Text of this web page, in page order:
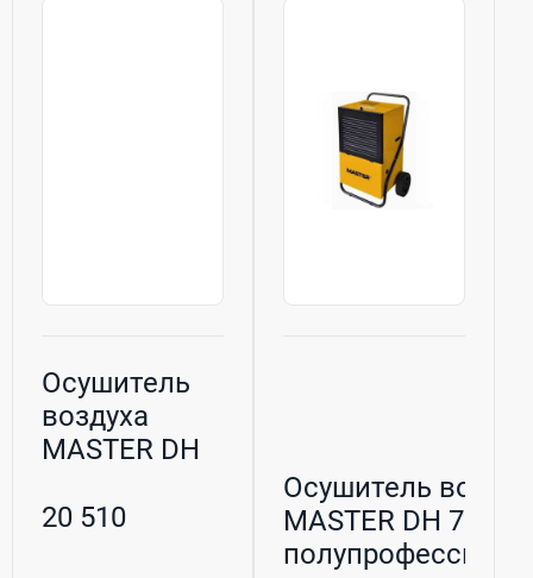
Осушитель
воздуха
MASTER DH
20 510
Осушитель
MASTER DH 752